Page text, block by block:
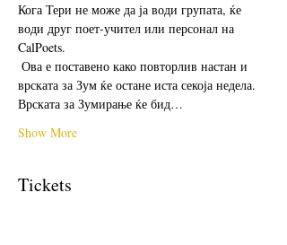
Кога Тери не може да ја води групата, ќе
води друг поет-учител или персонал на
CalPoets.
врската за Зум ќе остане иста секоја недела.
Врската за Зумирање ќе бид…
Show More
Tickets